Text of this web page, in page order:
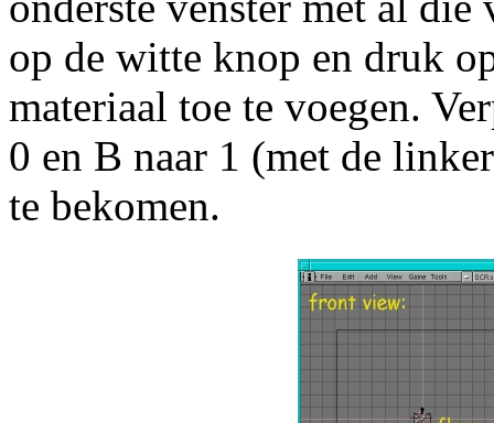
op de witte knop en druk
materiaal toe te voegen.
0 en B naar 1 (met de
te bekomen.